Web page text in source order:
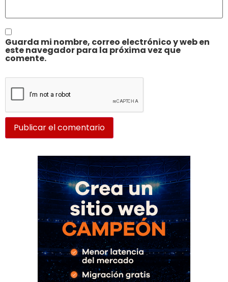
Guarda mi nombre, correo electrónico y web en
este navegador para la próxima vez que
comente.